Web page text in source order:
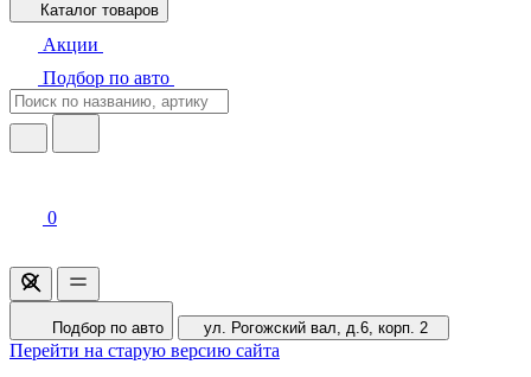
Каталог товаров
Акции
Подбор по авто
0
Подбор по авто ул. Рогожский вал, д.6, корп. 2
Перейти на старую версию сайта